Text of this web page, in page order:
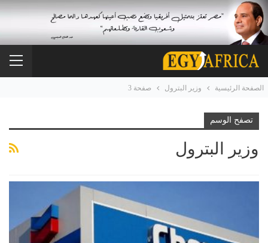
الصفحة الرئيسية وزير البترول صفحة 3
تصفح الوسم
وزير البترول